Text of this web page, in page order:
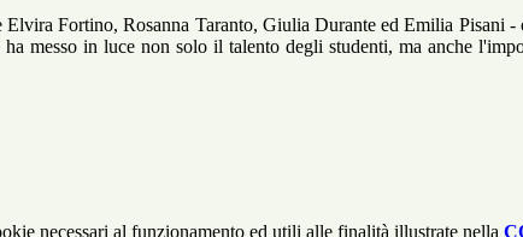
Fortino, Rosanna Taranto, Giulia Durante ed Emilia Pisani
messo in luce non solo il talento degli studenti, ma anche
necessari al funzionamento ed utili alle finalità illustrate nella